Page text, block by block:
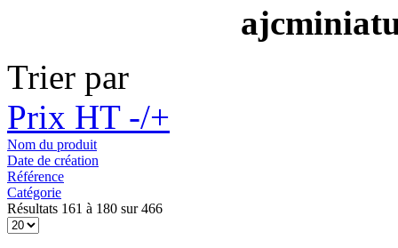
Trier par
Prix HT -/+
Nom du produit
Date de création
Référence
Catégorie
Résultats 161 à 180 sur 466